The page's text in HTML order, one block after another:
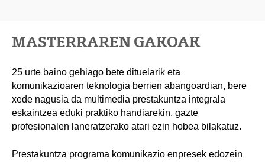
MASTERRAREN GAKOAK
25 urte baino gehiago bete dituelarik eta
komunikazioaren teknologia berrien abangoardian, bere
xede nagusia da multimedia prestakuntza integrala
eskaintzea eduki praktiko handiarekin, gazte
profesionalen laneratzerako atari ezin hobea bilakatuz.
Prestakuntza programa komunikazio enpresek edozein